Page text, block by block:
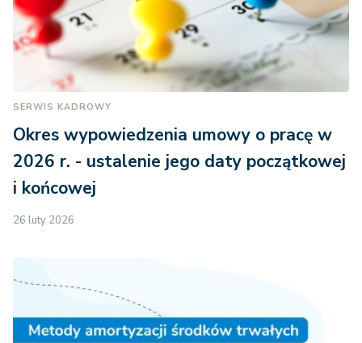
SERWIS KADROWY
Okres wypowiedzenia umowy o pracę w
2026 r. - ustalenie jego daty początkowej
i końcowej
26 luty 2026